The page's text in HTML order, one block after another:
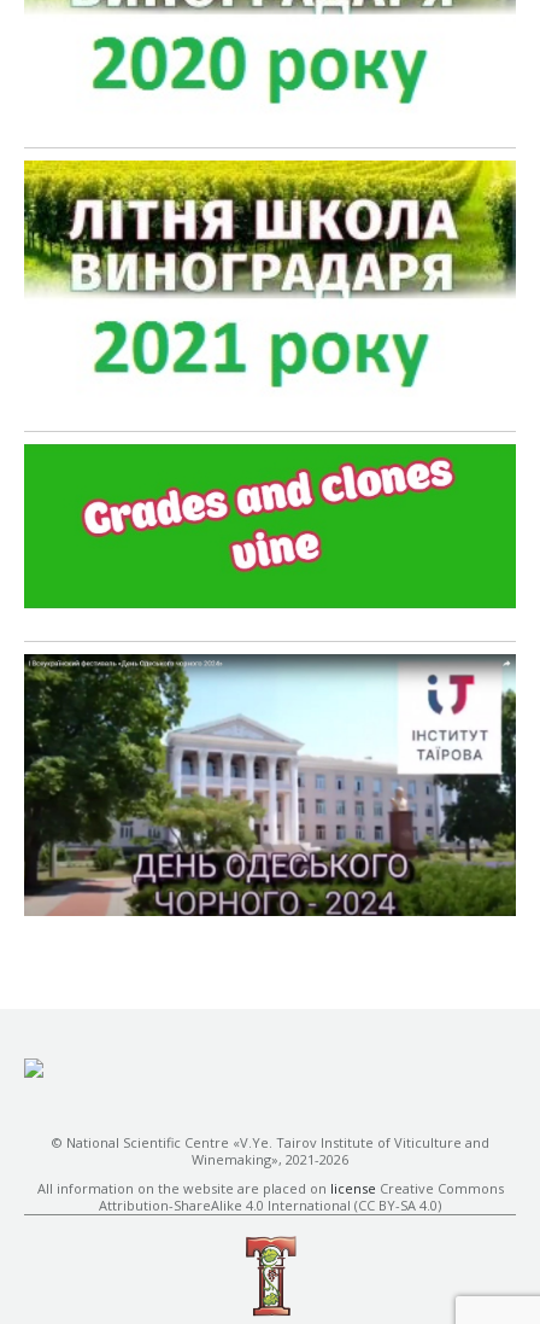
© National Scientific Centre «V.Ye. Tairov Institute of Viticulture and
Winemaking», 2021-2026
All information on the website are placed on license Creative Commons
Attribution-ShareAlike 4.0 International (CC BY-SA 4.0)